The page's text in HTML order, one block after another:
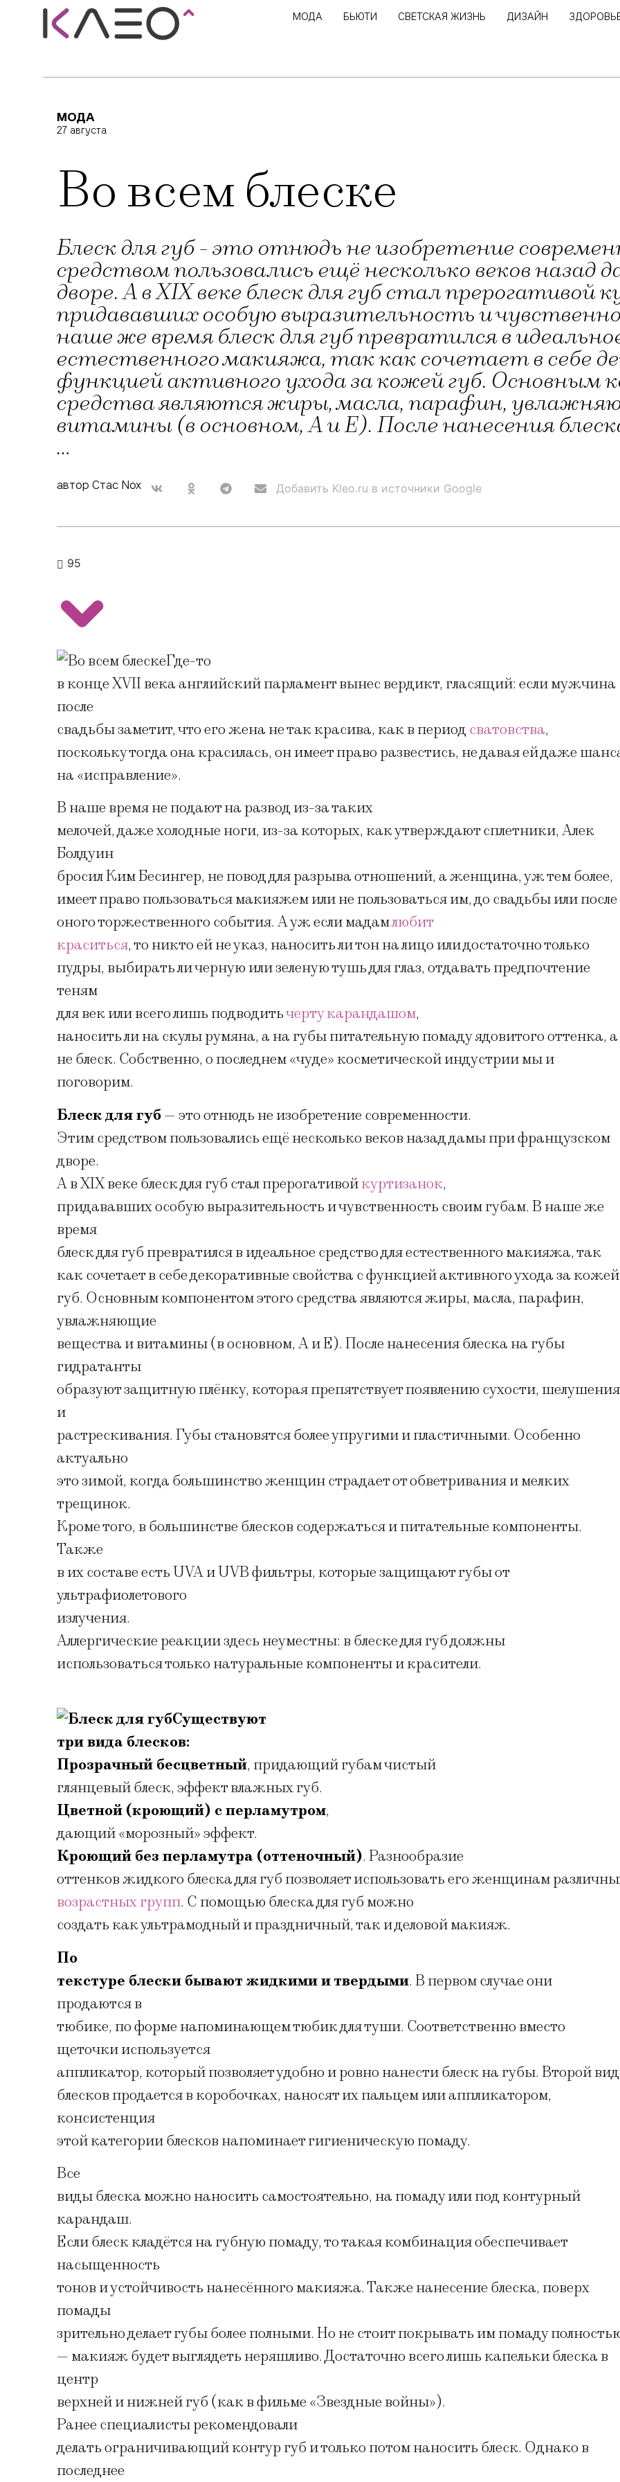
МОДА БЬЮТИ СВЕТСКАЯ ЖИЗНЬ ДИЗАЙН
МОДА
27 августа
Во всем блеске
Блеск для губ - это отнюдь не изобретение
средством пользовались ещё несколько веков
дворе. А в XIX веке блеск для губ стал прерогативой
придававших особую выразительность и
наше же время блеск для губ превратился в
естественного макияжа, так как сочетает в себе
функцией активного ухода за кожей губ. Основным
средства являются жиры, масла, парафин,
витамины (в основном, А и Е). После нанесения
…
автор Стас Nox Добавить Kleo.ru в источники Google
95
Где-то
в конце XVII века английский парламент вынес вердикт, гласящий: если мужчина
после
свадьбы заметит, что его жена не так красива, как в периодсватовства,
поскольку тогда она красилась, он имеет право развестись, не давая ей даже
на «исправление».
В наше время не подают на развод из-за таких
мелочей, даже холодные ноги, из-за которых, как утверждают сплетники, Алек
Болдуин
бросил Ким Бесингер, не повод для разрыва отношений, а женщина, уж тем более,
имеет право пользоваться макияжем или не пользоваться им, до свадьбы или после
оного торжественного события. А уж если мадамлюбит
краситься, то никто ей не указ, наносить ли тон на лицо или достаточно только
пудры, выбирать ли черную или зеленую тушь для глаз, отдавать предпочтение
теням
для век или всего лишь подводитьчерту карандашом,
наносить ли на скулы румяна, а на губы питательную помаду ядовитого оттенка, а
не блеск. Собственно, о последнем «чуде» косметической индустрии мы и
поговорим.
Блеск для губ— это отнюдь не изобретение современности.
Этим средством пользовались ещё несколько веков назад дамы при французском
дворе.
А в XIX веке блеск для губ стал прерогативойкуртизанок,
придававших особую выразительность и чувственность своим губам. В наше же
время
блеск для губ превратился в идеальное средство для естественного макияжа, так
как сочетает в себе декоративные свойства с функцией активного ухода за кожей
губ. Основным компонентом этого средства являются жиры, масла, парафин,
увлажняющие
вещества и витамины (в основном, А и Е). После нанесения блеска на губы
гидратанты
образуют защитную плёнку, которая препятствует появлению сухости, шелушения
и
растрескивания. Губы становятся более упругими и пластичными. Особенно
актуально
это зимой, когда большинство женщин страдает от обветривания и мелких
трещинок.
Кроме того, в большинстве блесков содержаться и питательные компоненты.
Также
в их составе есть UVA и UVB фильтры, которые защищают губы от
ультрафиолетового
излучения.
Аллергические реакции здесь неуместны: в блеске для губ должны
использоваться только натуральные компоненты и красители.
Существуют
три вида блесков:
Прозрачный бесцветный, придающий губам чистый
глянцевый блеск, эффект влажных губ.
Цветной (кроющий) с перламутром,
дающий «морозный» эффект.
Кроющий без перламутра (оттеночный). Разнообразие
оттенков жидкого блеска для губ позволяет использовать его женщинам
возрастных групп. С помощью блеска для губ можно
создать как ультрамодный и праздничный, так и деловой макияж.
По
текстуре блески бывают жидкими и твердыми. В первом случае они
продаются в
тюбике, по форме напоминающем тюбик для туши. Соответственно вместо
щеточки используется
аппликатор, который позволяет удобно и ровно нанести блеск на губы. Второй вид
блесков продается в коробочках, наносят их пальцем или аппликатором,
консистенция
этой категории блесков напоминает гигиеническую помаду.
Все
виды блеска можно наносить самостоятельно, на помаду или под контурный
карандаш.
Если блеск кладётся на губную помаду, то такая комбинация обеспечивает
насыщенность
тонов и устойчивость нанесённого макияжа. Также нанесение блеска, поверх
помады
зрительно делает губы более полными. Но не стоит покрывать им помаду
— макияж будет выглядеть неряшливо. Достаточно всего лишь капельки блеска в
центр
верхней и нижней губ (как в фильме «Звездные войны»).
Ранее специалисты рекомендовали
делать ограничивающий контур губ и только потом наносить блеск. Однако в
последнее